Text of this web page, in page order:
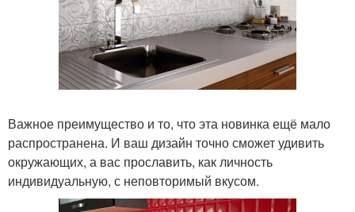
Важное преимущество и то, что эта новинка ещё мало
распространена. И ваш дизайн точно сможет удивить
окружающих, а вас прославить, как личность
индивидуальную, с неповторимый вкусом.